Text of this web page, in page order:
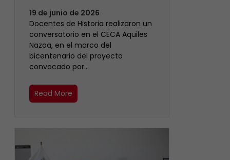
19 de junio de 2026
Docentes de Historia realizaron un
conversatorio en el CECA Aquiles
Nazoa, en el marco del
bicentenario del proyecto
convocado por…
Read More